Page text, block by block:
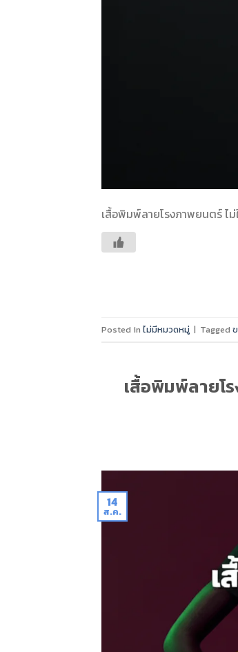
เสื้อพิมพ์ลายโรงภาพยนตร์ ไ
Posted in ไม่มีหมวดหมู่ | Tagged
เสื้อพิมพ์ลายโ
14
ส.ค.